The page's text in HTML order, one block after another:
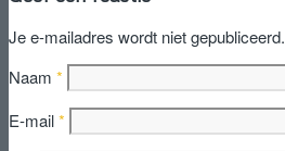
Je e-mailadres wordt niet gepubliceerd.
Naam *
E-mail*